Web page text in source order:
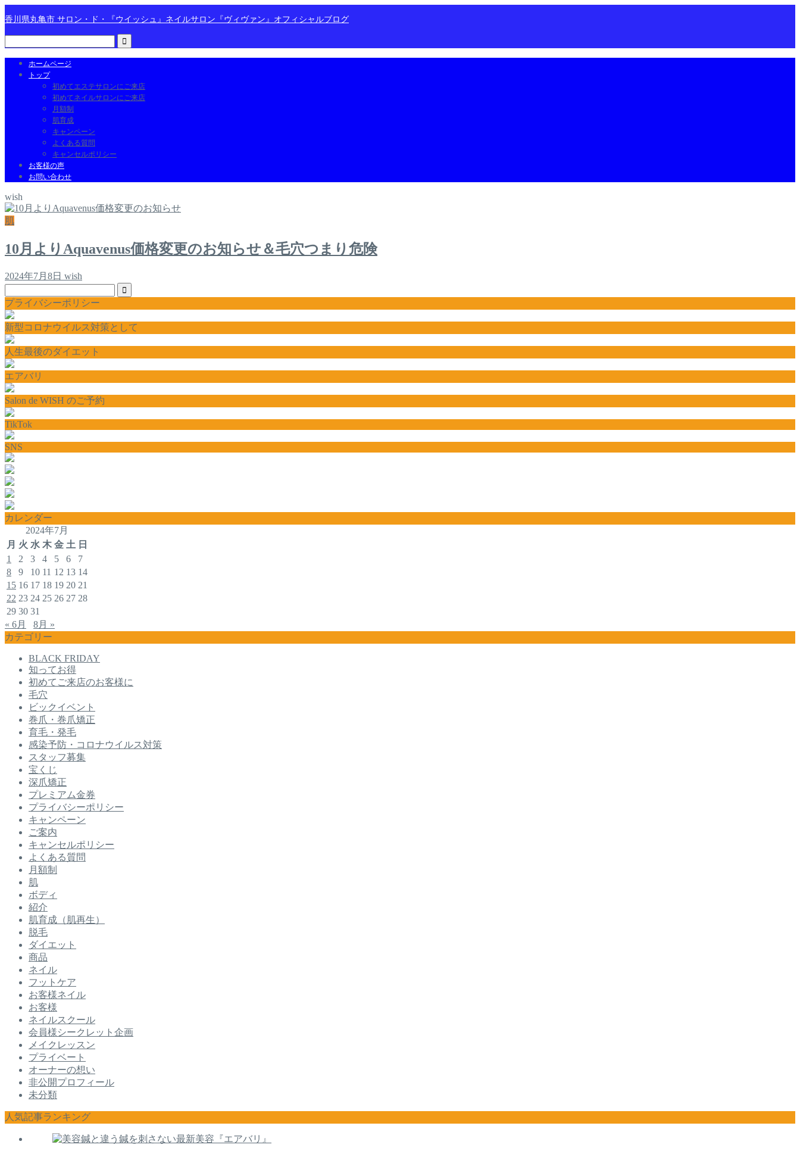
香川県丸亀市 サロン・ド・『ウイッシュ』ネイルサロン『ヴィヴァン』オフィシャルブログ
ホームページ
トップ
初めてエステサロンにご来店
初めてネイルサロンにご来店
月額制
肌育成
キャンペーン
よくある質問
キャンセルポリシー
お客様の声
お問い合わせ
wish
肌
10月よりAquavenus価格変更のお知らせ＆毛穴つまり危険
2024年7月8日 wish
プライバシーポリシー
新型コロナウイルス対策として
人生最後のダイエット
エアバリ
Salon de WISH のご予約
TikTok
SNS
カレンダー
2024年7月
月 火 水 木 金 土 日
1
2 3 4 5 6
7
8
9 10 11 12 13 14
15 16 17 18 19 20 21
22 23 24 25 26 27 28
29 30 31
« 6月
8月 »
カテゴリー
BLACK FRIDAY
知ってお得
初めてご来店のお客様に
毛穴
ビックイベント
巻爪・巻爪矯正
育毛・発毛
感染予防・コロナウイルス対策
スタッフ募集
宝くじ
深爪矯正
プレミアム金券
プライバシーポリシー
キャンペーン
ご案内
キャンセルポリシー
よくある質問
月額制
肌
ボディ
紹介
肌育成（肌再生）
脱毛
ダイエット
商品
ネイル
フットケア
お客様ネイル
お客様
ネイルスクール
会員様シークレット企画
メイクレッスン
プライベート
オーナーの想い
非公開プロフィール
未分類
人気記事ランキング